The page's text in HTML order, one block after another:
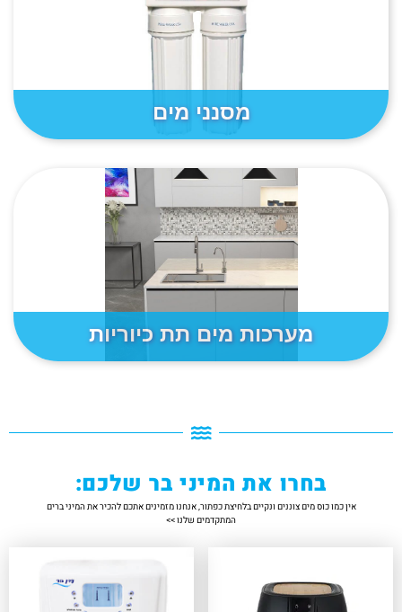
מסנני מים
מערכות מים תת כיוריות
בחרו את המיני בר שלכם:
אין כמו כוס מים צוננים ונקיים בלחיצת כפתור, אנחנו מזמינים אתכם להכיר את המיני ברים
המתקדמים שלנו >>